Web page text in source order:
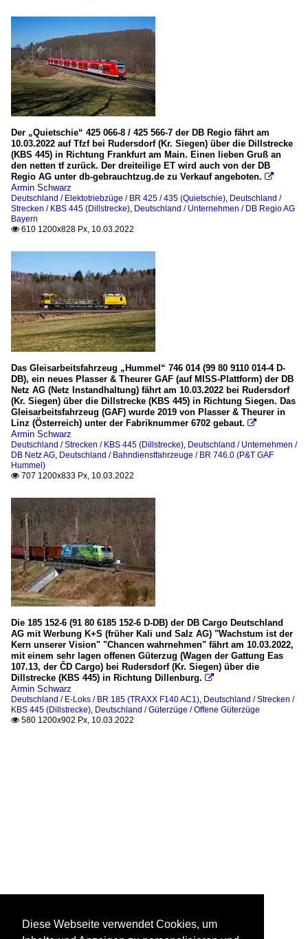
Der „Quietschie“ 425 066-8 / 425 566-7 der DB Regio fährt am
10.03.2022 auf Tfzf bei Rudersdorf (Kr. Siegen) über die Dillstrecke
(KBS 445) in Richtung Frankfurt am Main. Einen lieben Gruß an
den netten tf zurück. Der dreiteilige ET wird auch von der DB
Regio AG unter db-gebrauchtzug.de zu Verkauf angeboten. 
Armin Schwarz
Deutschland / Elektotriebzüge / BR 425 / 435 (Quietschie), Deutschland /
Strecken / KBS 445 (Dillstrecke), Deutschland / Unternehmen / DB Regio AG
Bayern
 610 1200x828 Px, 10.03.2022
Das Gleisarbeitsfahrzeug „Hummel“ 746 014 (99 80 9110 014-4 D-
DB), ein neues Plasser & Theurer GAF (auf MISS-Plattform) der DB
Netz AG (Netz Instandhaltung) fährt am 10.03.2022 bei Rudersdorf
(Kr. Siegen) über die Dillstrecke (KBS 445) in Richtung Siegen. Das
Gleisarbeitsfahrzeug (GAF) wurde 2019 von Plasser & Theurer in
Linz (Österreich) unter der Fabriknummer 6702 gebaut. 
Armin Schwarz
Deutschland / Strecken / KBS 445 (Dillstrecke), Deutschland / Unternehmen /
DB Netz AG, Deutschland / Bahndienstfahrzeuge / BR 746.0 (P&T GAF
Hummel)
 707 1200x833 Px, 10.03.2022
Die 185 152-6 (91 80 6185 152-6 D-DB) der DB Cargo Deutschland
AG mit Werbung K+S (früher Kali und Salz AG) "Wachstum ist der
Kern unserer Vision" "Chancen wahrnehmen" fährt am 10.03.2022,
mit einem sehr lagen offenen Güterzug (Wagen der Gattung Eas
107.13, der ČD Cargo) bei Rudersdorf (Kr. Siegen) über die
Dillstrecke (KBS 445) in Richtung Dillenburg. 
Armin Schwarz
Deutschland / E-Loks / BR 185 (TRAXX F140 AC1), Deutschland / Strecken /
KBS 445 (Dillstrecke), Deutschland / Güterzüge / Offene Güterzüge
 580 1200x902 Px, 10.03.2022
Diese Webseite verwendet Cookies, um